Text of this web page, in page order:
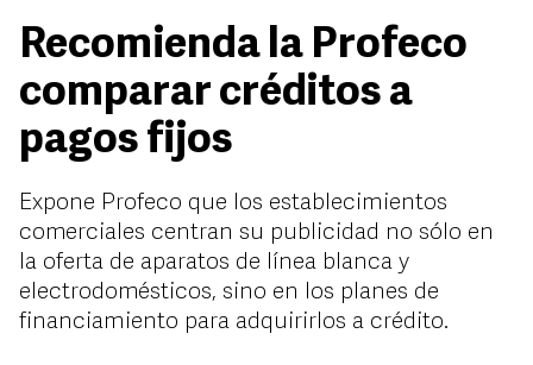
Recomienda la Profeco
comparar créditos a
pagos fijos
Expone Profeco que los establecimientos
comerciales centran su publicidad no sólo en
la oferta de aparatos de línea blanca y
electrodomésticos, sino en los planes de
financiamiento para adquirirlos a crédito.